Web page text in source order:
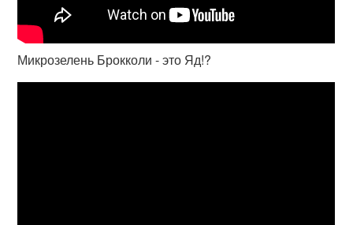
Микрозелень Брокколи - это Яд!?